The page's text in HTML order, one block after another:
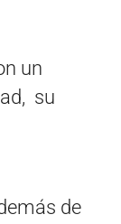
un
su
de